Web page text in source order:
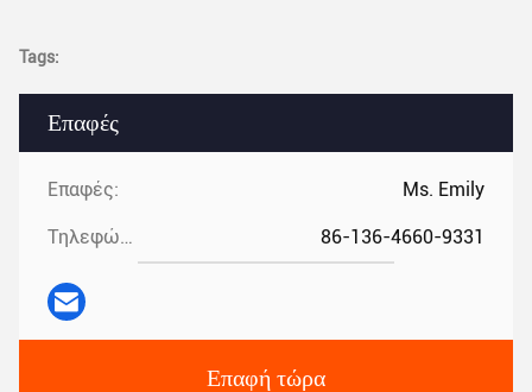
Επαφές
Επαφές: Ms. Emily
Τηλεφώνημα: 86-136-4660-9331
Επαφή τώρα
Tags: